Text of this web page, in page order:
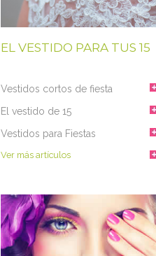
EL VESTIDO PARA TUS 15
Vestidos cortos de fiesta
El vestido de 15
Vestidos para Fiestas
Ver más artículos